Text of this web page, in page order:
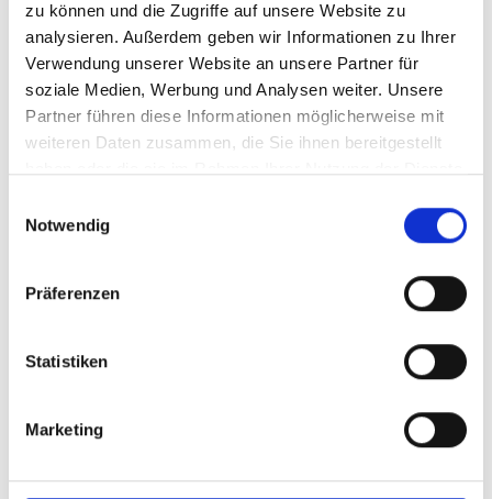
zu können und die Zugriffe auf unsere Website zu
analysieren. Außerdem geben wir Informationen zu Ihrer
Verwendung unserer Website an unsere Partner für
soziale Medien, Werbung und Analysen weiter. Unsere
Partner führen diese Informationen möglicherweise mit
weiteren Daten zusammen, die Sie ihnen bereitgestellt
Notwendig
Präferenzen
Statistiken
Marketing
Laboranwendungen, in der Elektrotechnik und Elektronik, die
Bereiche Steuer- und Regelungstechnik, der allgemeine
Maschinenbau, die medizinische Technik und der Einsatz für
Lehr und Demonstrationszwecke zu nennen.
Besondere Merkmale
Hohe Ausgangsspannung bis 40 Vssan 50 Ohm
Bis 26 dB Verstärkung